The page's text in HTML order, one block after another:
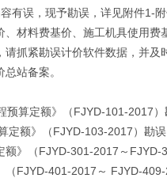
误，现予勘误，详见附件1-附
材料费基价、施工机具使用费
抓紧勘误计价软件数据，并及
站备案。
预算定额》（FJYD-101-2017
》（FJYD-103-2017）勘误
（FJYD-301-2017～FJYD-
401-2017～ FJYD-409-